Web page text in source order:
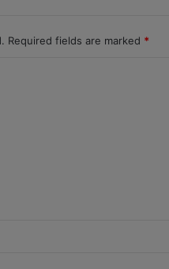
Required fields are marked *